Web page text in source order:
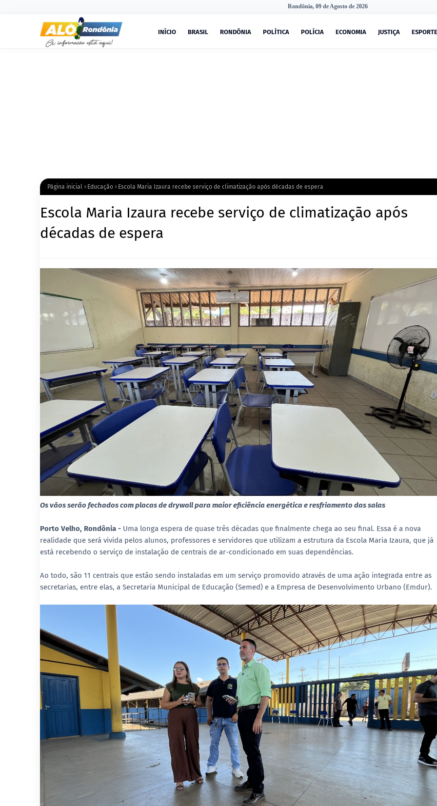
Rondônia, 09 de Agosto de 2026
INÍCIO BRASIL RONDÔNIA POLÍTICA POLÍCIA ECONOMIA JUSTIÇA ESPORTE
Página inicial Educação Escola Maria Izaura recebe serviço de climatização após décadas de espera
Escola Maria Izaura recebe serviço de climatização após
décadas de espera
Os vãos serão fechados com placas de drywall para maior eficiência energética e resfriamento das salas
Porto Velho, Rondônia - Uma longa espera de quase três décadas que finalmente chega ao seu final. Essa é a nova
realidade que será vivida pelos alunos, professores e servidores que utilizam a estrutura da Escola Maria Izaura, que já
está recebendo o serviço de instalação de centrais de ar-condicionado em suas dependências.
Ao todo, são 11 centrais que estão sendo instaladas em um serviço promovido através de uma ação integrada entre as
secretarias, entre elas, a Secretaria Municipal de Educação (Semed) e a Empresa de Desenvolvimento Urbano (Emdur).